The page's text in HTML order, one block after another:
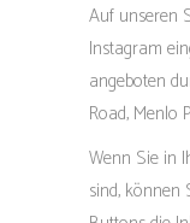
Auf unseren
Instagram
angeboten
Road, Menlo
Wenn Sie in
sind, können